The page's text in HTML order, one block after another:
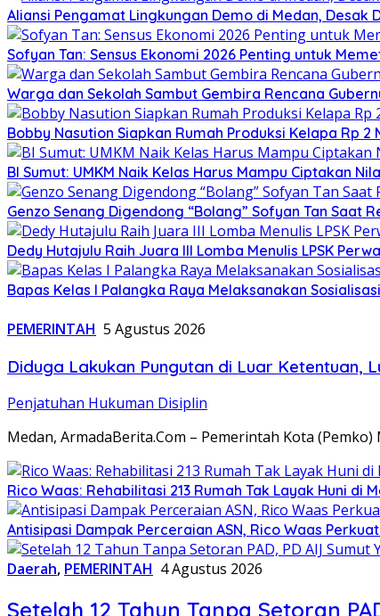
Aliansi Pengamat Lingkungan Demo di Medan, Desak
Sofyan Tan: Sensus Ekonomi 2026 Penting untuk
Warga dan Sekolah Sambut Gembira Rencana
Bobby Nasution Siapkan Rumah Produksi Kelapa Rp 2
BI Sumut: UMKM Naik Kelas Harus Mampu Ciptakan
Genzo Senang Digendong “Bolang” Sofyan Tan Saat
Dedy Hutajulu Raih Juara III Lomba Menulis LPSK
Bapas Kelas I Palangka Raya Melaksanakan
PEMERINTAH 5 Agustus 2026
Diduga Lakukan Pungutan di Luar Ketentuan,
Penjatuhan Hukuman Disiplin
Medan, ArmadaBerita.Com – Pemerintah Kota
Rico Waas: Rehabilitasi 213 Rumah Tak Layak Huni di
Antisipasi Dampak Perceraian ASN, Rico Waas
Daerah, PEMERINTAH 4 Agustus 2026
Setelah 12 Tahun Tanpa Setoran